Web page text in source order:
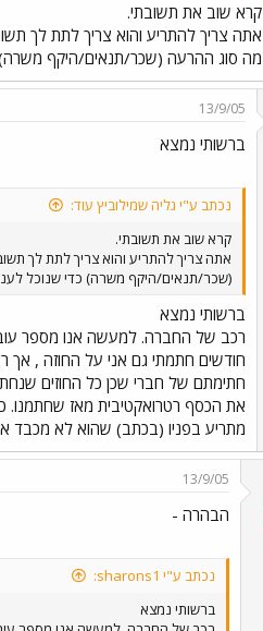
קרא שוב את תשובתי.
אתה צריך להתריע והוא צריך לתת לך
מה סוג ההרעה (שכר/תנאים/היקף
13/9/05
ברשותי נמצא
נכתב ע"י גליה שמילוביץ עוד:
קרא שוב את תשובתי.
אתה צריך להתריע והוא צריך לתת לך
(שכר/תנאים/היקף משרה) כדי שנוכל
ברשותי נמצא
מתריע בפניו (בכתב) שהוא לא מכבד
13/9/05
הבהרה -
נכתב ע"י sharons1:
ברשותי נמצא